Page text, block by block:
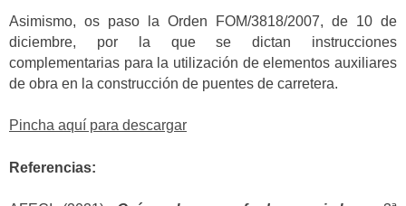
Asimismo, os paso la Orden FOM/3818/2007, de 10 de
diciembre, por la que se dictan instrucciones
complementarias para la utilización de elementos auxiliares
de obra en la construcción de puentes de carretera.
Pincha aquí para descargar
Referencias: